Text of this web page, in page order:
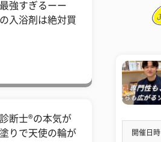
強すぎるーー
入浴剤は絶対買
断士®の本気が
りで天使の輪が
開催日時